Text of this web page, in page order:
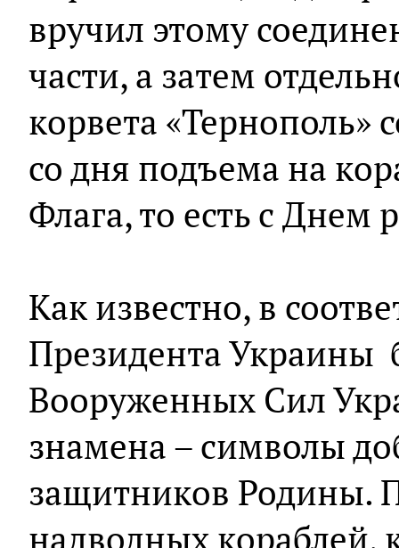
вручил этому
части, а затем
корвета «Тернополь»
со дня подъема на
Флага, то есть с
Как известно, в
Президента Украины
Вооруженных Сил
знамена – символы
защитников Родины.
надводных кораблей,